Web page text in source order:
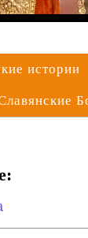
истории